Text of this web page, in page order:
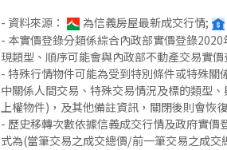
- 資料來源： 為信義房屋最新成交行情;
- 本實價登錄分類係綜合內政部實價登錄
現類型、順序可能會與內政部不動產交易實
- 特殊行情物件可能為受到特別條件或特殊
中關係人間交易、特殊交易情況及標的類型
上權物件)，及其他備註資訊，關閉後則會恢
- 歷史移轉次數依據信義成交行情及政府實
式為(當筆交易之成交總價/前一筆交易之成